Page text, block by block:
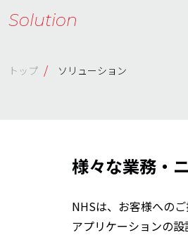
Solution
トップ / ソリューション
様々な業務・
NHSは、お客様への
アプリケーションの